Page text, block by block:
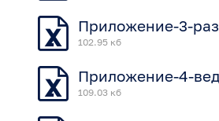
Приложение-3-
102.95 кб
Приложение-4-
109.03 кб